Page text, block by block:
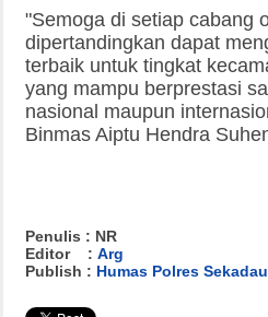
"Semoga di setiap cabang
dipertandingkan dapat
terbaik untuk tingkat
yang mampu berprestasi
nasional maupun
Binmas Aiptu Hendra
Penulis : NR
Editor : Arg
Publish : Humas Polres Sekadau